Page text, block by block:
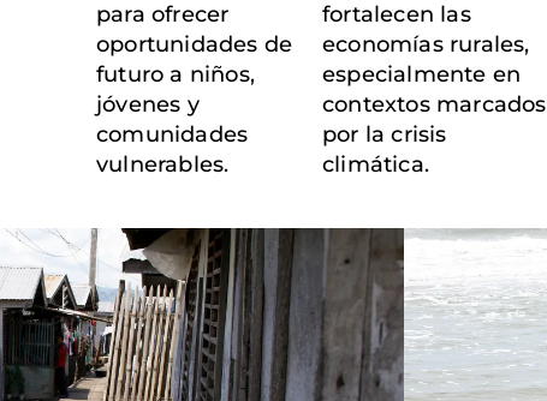
para ofrecer
oportunidades de
futuro a niños,
jóvenes y
comunidades
vulnerables.
fortalecen las
economías rurales,
especialmente en
contextos marcados
por la crisis
climática.